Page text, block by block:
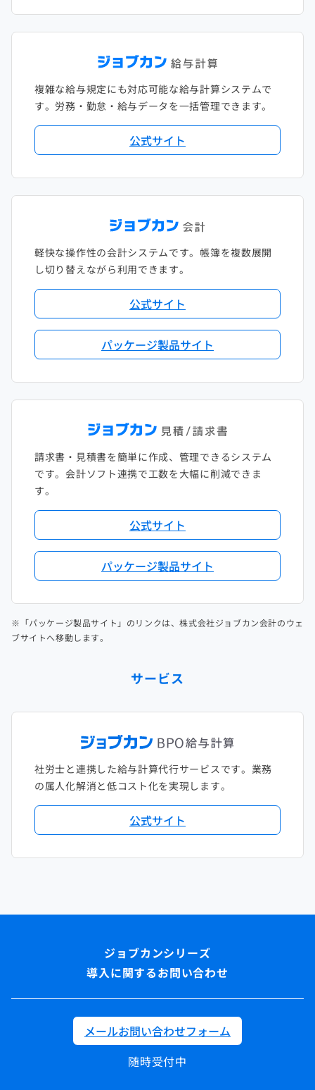
複雑な給与規定にも対応可能な給与計算システムで
す。労務・勤怠・給与データを一括管理できます。
公式サイト
軽快な操作性の会計システムです。帳簿を複数展開
し切り替えながら利用できます。
公式サイト
パッケージ製品サイト
請求書・見積書を簡単に作成、管理できるシステム
です。会計ソフト連携で工数を大幅に削減できま
す。
公式サイト
パッケージ製品サイト
※「パッケージ製品サイト」のリンクは、株式会社ジョブカン会計のウェ
ブサイトへ移動します。
サービス
社労士と連携した給与計算代行サービスです。業務
の属人化解消と低コスト化を実現します。
公式サイト
導入に関するお問い合わせ
メールお問い合わせフォーム
随時受付中